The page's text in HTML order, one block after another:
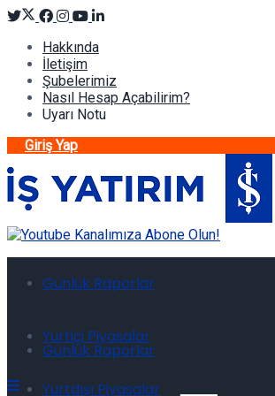
Hakkında
İletişim
Şubelerimiz
Nasıl Hesap Açabilirim?
Uyarı Notu
Giriş Yap
Günlük Raporlar
Yurtiçi Piyasalar
Yurtdışı Piyasalar
Günlük Raporlar